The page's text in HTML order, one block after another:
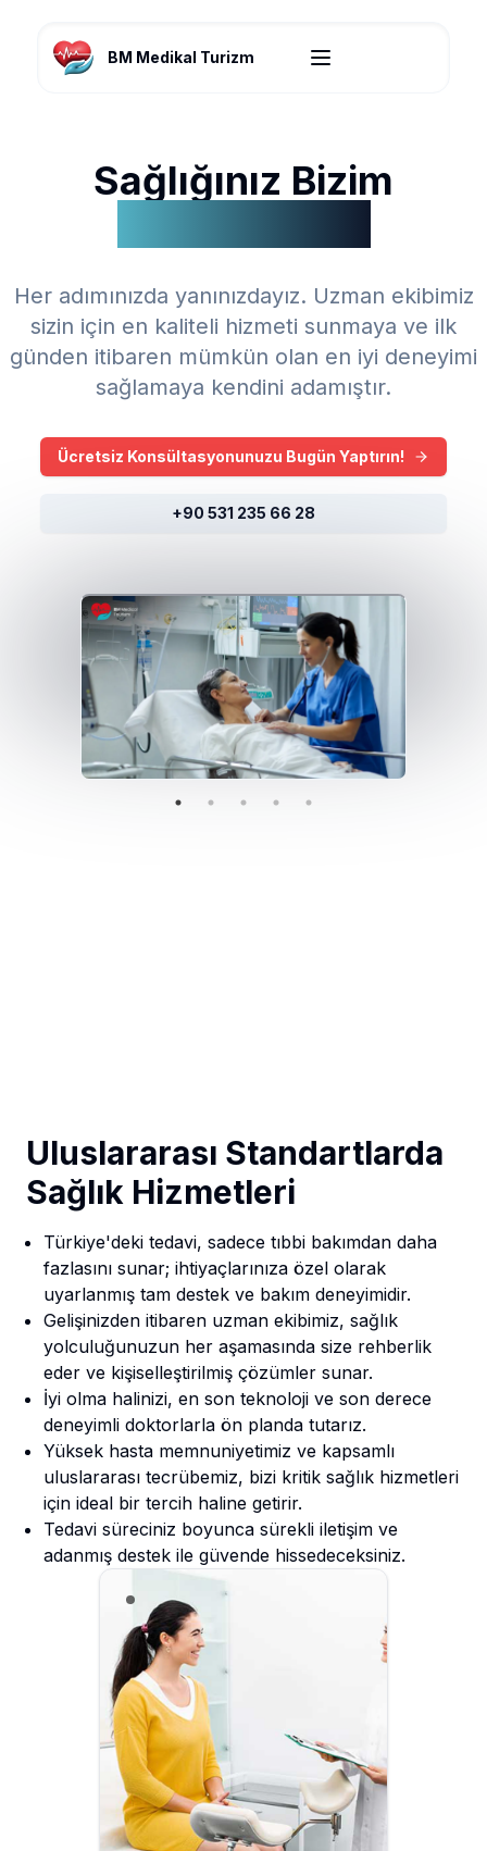
BM Medikal Turizm
Sağlığınız Bizim
Her adımınızda yanınızdayız. Uzman ekibimiz
sizin için en kaliteli hizmeti sunmaya ve ilk
günden itibaren mümkün olan en iyi deneyimi
sağlamaya kendini adamıştır.
Ücretsiz Konsültasyonunuzu Bugün Yaptırın!
+90 531 235 66 28
Uluslararası Standartlarda
Sağlık Hizmetleri
Türkiye'deki tedavi, sadece tıbbi bakımdan daha
fazlasını sunar; ihtiyaçlarınıza özel olarak
uyarlanmış tam destek ve bakım deneyimidir.
Gelişinizden itibaren uzman ekibimiz, sağlık
yolculuğunuzun her aşamasında size rehberlik
eder ve kişiselleştirilmiş çözümler sunar.
İyi olma halinizi, en son teknoloji ve son derece
deneyimli doktorlarla ön planda tutarız.
Yüksek hasta memnuniyetimiz ve kapsamlı
uluslararası tecrübemiz, bizi kritik sağlık hizmetleri
için ideal bir tercih haline getirir.
Tedavi süreciniz boyunca sürekli iletişim ve
adanmış destek ile güvende hissedeceksiniz.